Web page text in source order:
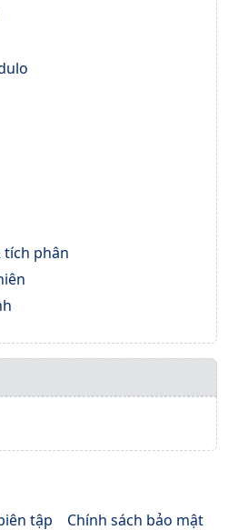
tích phân
tập Chính sách bảo mật